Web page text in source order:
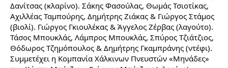
Δανίτσας (κλαρίνο). Σάκης Φασούλας, Θωμάς Τσιοτίκας,
Αχιλλέας Ταμπούρης, Δημήτρης Ζιάκας & Γιώργος Στάμος
(βιολί). Γιώργος Γκιουλέκας & Άγγελος Ζέρβας (λαγούτο).
Τάσος Μπουκλάς, Λάμπρος Μπουκλάς, Σπύρος Τζιάτζιος,
Θόδωρος Τζημόπουλος & Δημήτρης Γκαμπράνης (ντέφι).
Συμμετέχει η Κομπανία Χάλκινων Πνευστών «Μηνάδες»